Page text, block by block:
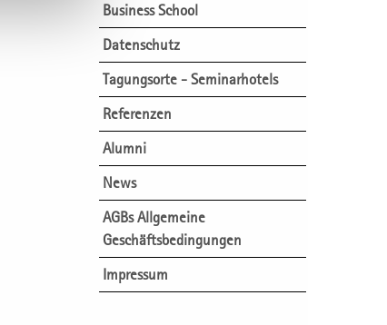
Business School
Datenschutz
Tagungsorte - Seminarhotels
Referenzen
Alumni
News
AGBs Allgemeine
Geschäftsbedingungen
Impressum